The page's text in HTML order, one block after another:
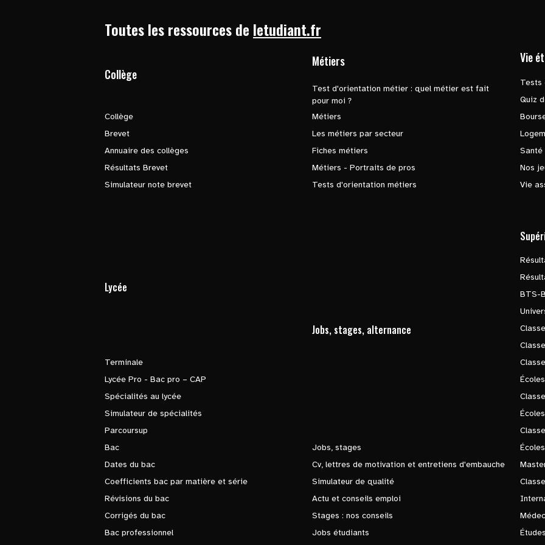
Toutes les ressources de letudiant.fr
Collège
Collège
Brevet
Annuaire des collèges
Résultats Brevet
Simulateur note brevet
Métiers
Test d'orientation métier : quel métier est fait
pour moi ?
Métiers
Les métiers par secteur
Fiches métiers
Métiers - Portraits de pros
Tests d'orientation métiers
Vie
Tests
Quiz
Santé
Nos
Vie
Lycée
Terminale
Lycée Pro - Bac pro – CAP
Spécialités au lycée
Simulateur de spécialités
Parcoursup
Bac
Dates du bac
Coefficients bac par matière et série
Révisions du bac
Corrigés du bac
Bac professionnel
Jobs, stages, alternance
Jobs, stages
Cv, lettres de motivation et entretiens d'embauche
Simulateur de qualité
Actu et conseils emploi
Stages : nos conseils
Jobs étudiants
BTS-